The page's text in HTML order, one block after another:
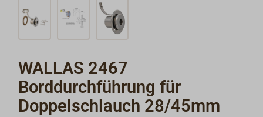
WALLAS 2467
Borddurchführung für
Doppelschlauch 28/45mm